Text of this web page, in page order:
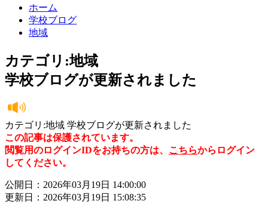
ホーム
学校ブログ
地域
カテゴリ:地域
学校ブログが更新されました
カテゴリ:地域 学校ブログが更新されました
この記事は保護されています。
閲覧用のログインIDをお持ちの方は、 こちらからログイン
してください。
公開日：2026年03月19日 14:00:00
更新日：2026年03月19日 15:08:35